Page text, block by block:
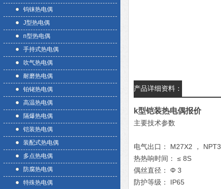
钨铼热电偶
J型热电偶
n型热电偶
手持式热电偶
吹气热电偶
耐磨热电偶
铂铑热电偶
高温热电偶
隔爆热电偶
铠装热电偶
装配式热电偶
多点热电偶
防腐热电偶
特殊热电偶
产品详细资料：
k型铠装热电偶报价
主要技术参数
电气出口： M27X2 ，
热热响时间： ≤ 8S
偶丝直径： Φ 3
防护等级： IP65